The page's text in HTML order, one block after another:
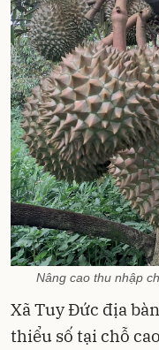
Nâng cao thu nhập
Xã Tuy Đức địa
thiểu số tại chỗ